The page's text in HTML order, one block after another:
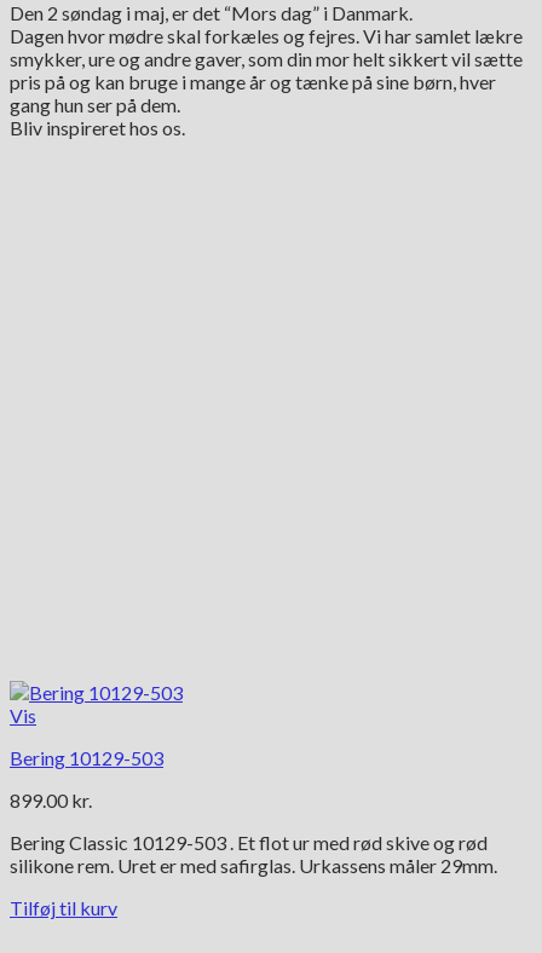
Den 2 søndag i maj, er det “Mors dag” i Danmark.
Dagen hvor mødre skal forkæles og fejres. Vi har samlet lækre
smykker, ure og andre gaver, som din mor helt sikkert vil sætte
pris på og kan bruge i mange år og tænke på sine børn, hver
gang hun ser på dem.
Bliv inspireret hos os.
Vis
Bering 10129-503
899.00 kr.
Bering Classic 10129-503 . Et flot ur med rød skive og rød
silikone rem. Uret er med safirglas. Urkassens måler 29mm.
Tilføj til kurv